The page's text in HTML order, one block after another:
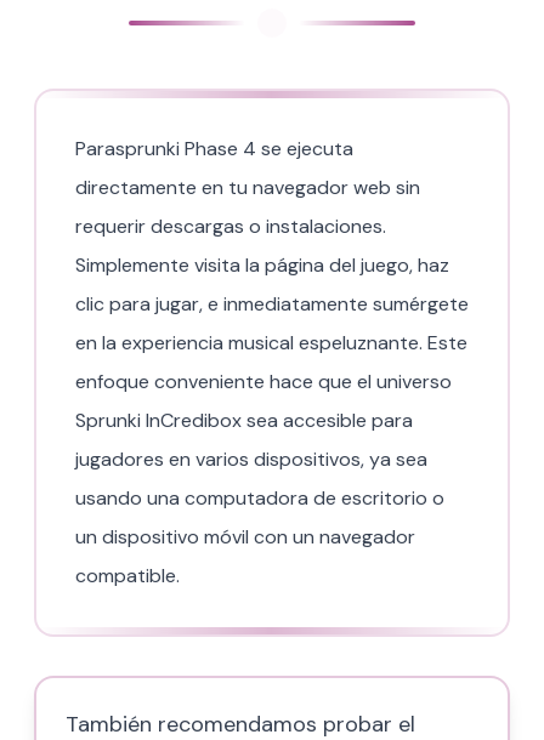
Parasprunki Phase 4 se ejecuta
directamente en tu navegador web sin
requerir descargas o instalaciones.
Simplemente visita la página del juego, haz
clic para jugar, e inmediatamente sumérgete
en la experiencia musical espeluznante. Este
enfoque conveniente hace que el universo
Sprunki InCredibox sea accesible para
jugadores en varios dispositivos, ya sea
usando una computadora de escritorio o
un dispositivo móvil con un navegador
compatible.
También recomendamos probar el